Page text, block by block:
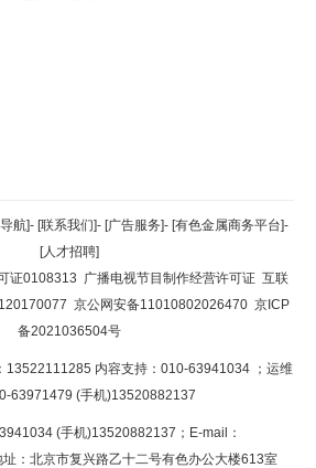
返回顶部
返回首页
航]- [联系我们]- [广告服务]- [有色金属商务平台]-
[人才招聘]
证0108313 广播电视节目制作经营许可证 互联
京公网安备11010802026470 京ICP
备2021036504号
13522111285 内容支持：010-63941034 ；运维
63971479 (手机)13520882137
(手机)13520882137；E-mail：
址：北京市复兴路乙十二号有色办公大楼613室